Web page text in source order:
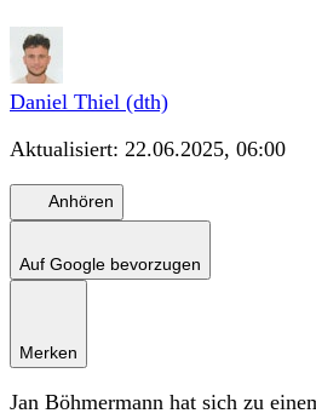
Daniel Thiel (dth)
Aktualisiert: 22.06.2025, 06:00
Anhören
Auf Google bevorzugen
Merken
Jan Böhmermann hat sich zu